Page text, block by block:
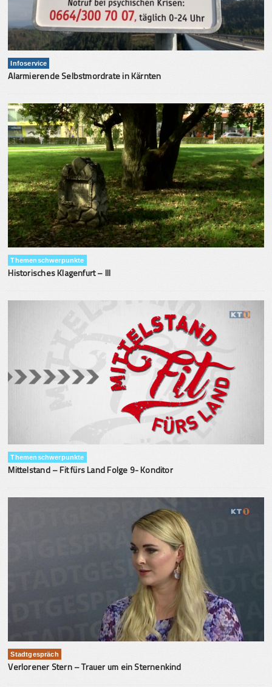
Infoservice
Alarmierende Selbstmordrate in Kärnten
Themenschwerpunkte
Historisches Klagenfurt – III
Themenschwerpunkte
Mittelstand – Fit fürs Land Folge 9- Konditor
Stadtgespräch
Verlorener Stern – Trauer um ein Sternenkind